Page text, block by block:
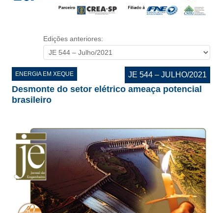
LIVRO GESTÃO 2026-2029
SUBSEDES SINDICAIS
GALERIA EX-PRESIDENTES
CRESCE BRASIL
CONSELHO TECNOLÓGICO
HISTÓRICO E ATUAÇÃO
COMPOSIÇÃO
CONSELHOS ASSESSORES
Edições anteriores:
JE 544 – JULHO/2021
ENERGIA EM XEQUE
Desmonte do setor elétrico ameaça potencial
brasileiro